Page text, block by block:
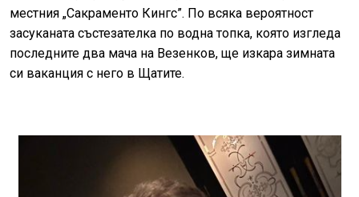
местния „Сакраменто Кингс”. По всяка вероятност
засуканата състезателка по водна топка, която изгледа
последните два мача на Везенков, ще изкара зимната
си ваканция с него в Щатите.